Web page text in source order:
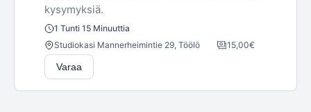
kysymyksiä.
1 Tunti 15 Minuuttia
Studiokasi Mannerheimintie 29, Töölö
15,00€
Varaa